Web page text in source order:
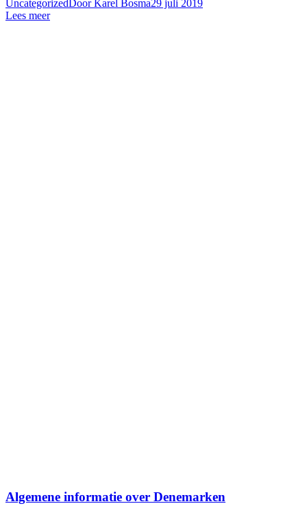
Uncategorized Door Karel Bosma29 juli 2019
Lees meer
Algemene informatie over Denemarken